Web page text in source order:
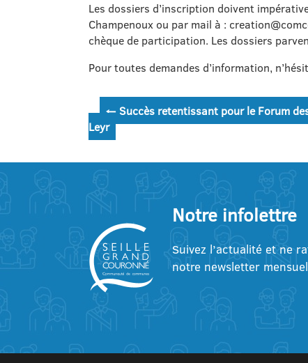
Les dossiers d’inscription doivent
Champenoux ou par mail à :
chèque de participation. Les dossiers
Pour toutes demandes d’information,
Navigation
de
←Succès retentissant pour le Forum
Leyr
Notre infolettre
Suivez l’actualité et ne
notre newsletter